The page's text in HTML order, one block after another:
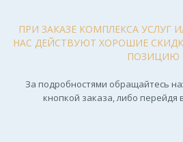
ПРИ ЗАКАЗЕ КОМПЛЕКСА УСЛУГ
НАС ДЕЙСТВУЮТ ХОРОШИЕ
ПОЗИЦИЮ
За подробностями обращайтесь
кнопкой заказа, либо перейдя